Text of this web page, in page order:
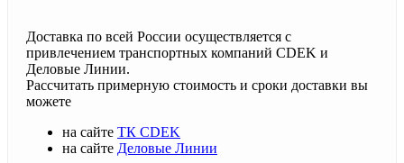
Доставка по всей России осуществляется с
привлечением транспортных компаний CDEK и
Деловые Линии.
Рассчитать примерную стоимость и сроки доставки вы
можете
на сайте ТК CDEK
на сайте Деловые Линии